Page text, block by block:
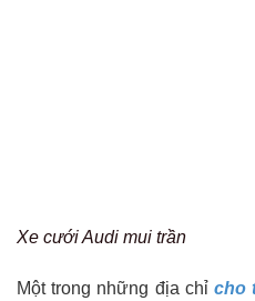
Xe cưới Audi mui trần
Một trong những địa chỉ cho